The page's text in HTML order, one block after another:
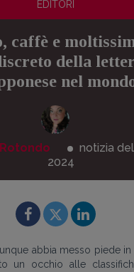
EDITORI
caffè e
della
nel
notizia del
2024
abbia messo piede
un occhio alle